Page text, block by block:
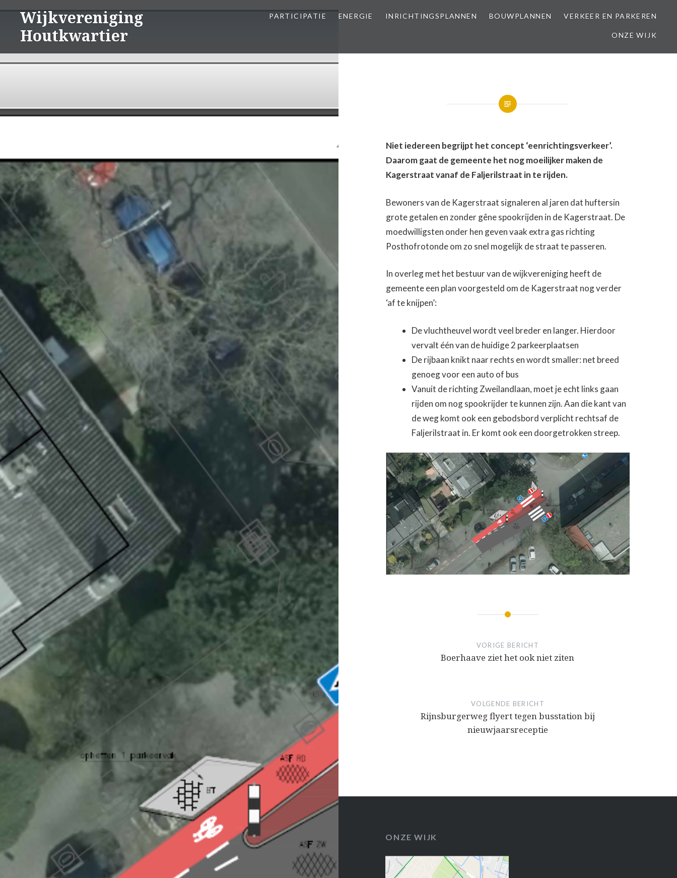
inhoud
Wijkvereniging
Houtkwartier
PARTICIPATIE ENERGIE INRICHTINGSPLANNEN BOUWPLANNEN VERKEER EN PARKEREN
ONZE WIJK
Niet iedereen begrijpt het concept ‘eenrichtingsverkeer’.
Daarom gaat de gemeente het nog moeilijker maken de
Kagerstraat vanaf de Faljerilstraat in te rijden.
Bewoners van de Kagerstraat signaleren al jaren dat huftersin
grote getalen en zonder gêne spookrijden in de Kagerstraat. De
moedwilligsten onder hen geven vaak extra gas richting
Posthofrotonde om zo snel mogelijk de straat te passeren.
In overleg met het bestuur van de wijkvereniging heeft de
gemeente een plan voorgesteld om de Kagerstraat nog verder
‘af te knijpen’:
De vluchtheuvel wordt veel breder en langer. Hierdoor
vervalt één van de huidige 2 parkeerplaatsen
De rijbaan knikt naar rechts en wordt smaller: net breed
genoeg voor een auto of bus
Vanuit de richting Zweilandlaan, moet je echt links gaan
rijden om nog spookrijder te kunnen zijn. Aan die kant van
de weg komt ook een gebodsbord verplicht rechtsaf de
Faljerilstraat in. Er komt ook een doorgetrokken streep.
VORIGE BERICHT
Boerhaave ziet het ook niet ziten
VOLGENDE BERICHT
Rijnsburgerweg flyert tegen busstation bij
nieuwjaarsreceptie
ONZE WIJK